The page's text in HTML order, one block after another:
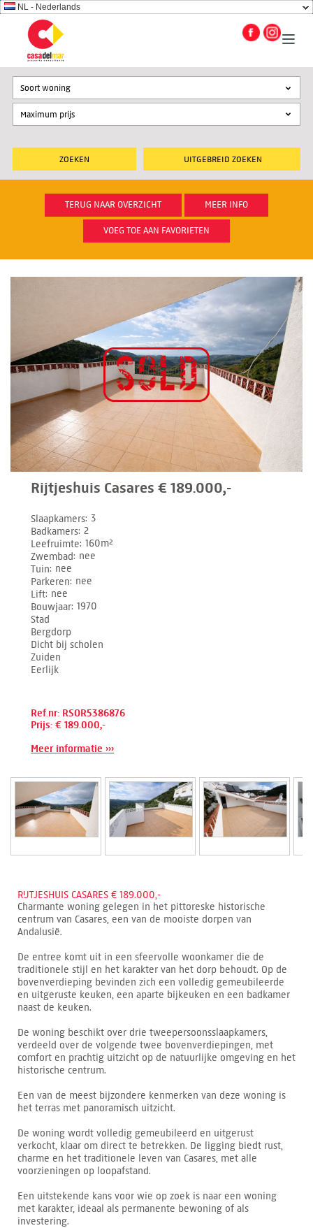
NL - Nederlands
UITGEBREID ZOEKEN
Soort woning
TERUG NAAR OVERZICHT MEER INFO
VOEG TOE AAN FAVORIETEN
Rijtjeshuis Casares € 189.000,-
Slaapkamers 3
Badkamers 2
Leefruimte 160m²
Zwembad nee
Tuin nee
Parkeren nee
Lift nee
Bouwjaar 1970
Stad
Bergdorp
Dicht bij scholen
Zuiden
Eerlijk
Ref.nr: RSOR5386876
Prijs: € 189.000,-
Meer informatie ›››
RIJTJESHUIS CASARES € 189.000,-
Charmante woning gelegen in het pittoreske historische
centrum van Casares, een van de mooiste dorpen van
Andalusië.
De entree komt uit in een sfeervolle woonkamer die de
traditionele stijl en het karakter van het dorp behoudt. Op de
bovenverdieping bevinden zich een volledig gemeubileerde
en uitgeruste keuken, een aparte bijkeuken en een badkamer
naast de keuken.
De woning beschikt over drie tweepersoonsslaapkamers,
verdeeld over de volgende twee bovenverdiepingen, met
comfort en prachtig uitzicht op de natuurlijke omgeving en het
historische centrum.
Een van de meest bijzondere kenmerken van deze woning is
het terras met panoramisch uitzicht.
De woning wordt volledig gemeubileerd en uitgerust
verkocht, klaar om direct te betrekken. De ligging biedt rust,
charme en het traditionele leven van Casares, met alle
voorzieningen op loopafstand.
Een uitstekende kans voor wie op zoek is naar een woning
met karakter, ideaal als permanente bewoning of als
investering.